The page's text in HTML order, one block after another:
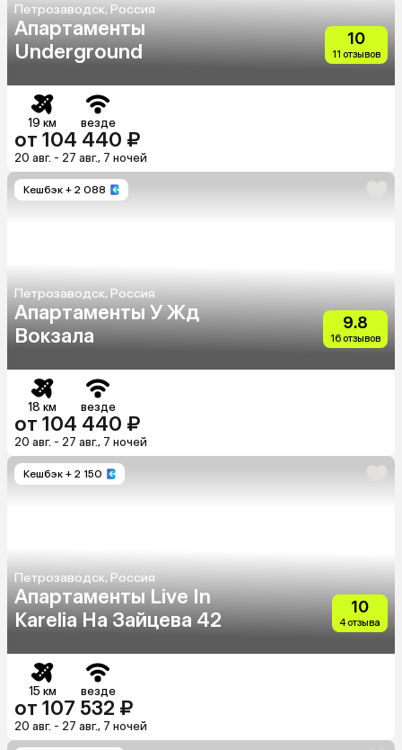
Петрозаводск, Россия
Апартаменты
Underground
10
11 отзывов
19 км везде
от 104 440 ₽
20 авг. - 27 авг., 7 ночей
Кешбэк + 2 088
Петрозаводск, Россия
Апартаменты У Жд
Вокзала
9.8
16 отзывов
18 км везде
от 104 440 ₽
20 авг. - 27 авг., 7 ночей
Кешбэк + 2 150
Петрозаводск, Россия
Апартаменты Live In
Karelia На Зайцева 42
10
4 отзыва
15 км везде
от 107 532 ₽
20 авг. - 27 авг., 7 ночей